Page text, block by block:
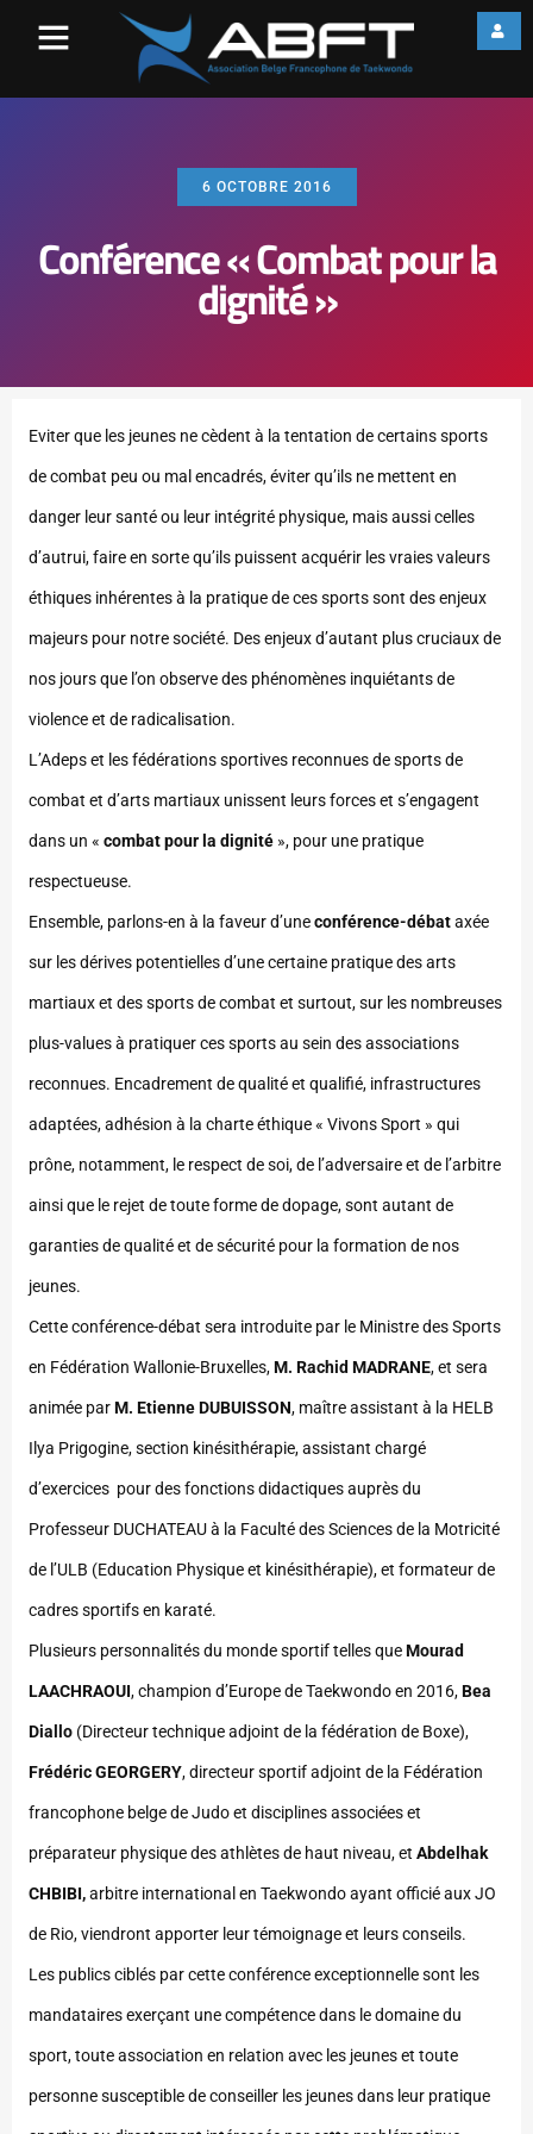
6 OCTOBRE 2016
Conférence « Combat pour la
dignité »
Eviter que les jeunes ne cèdent à la tentation de certains sports
de combat peu ou mal encadrés, éviter qu’ils ne mettent en
danger leur santé ou leur intégrité physique, mais aussi celles
d’autrui, faire en sorte qu’ils puissent acquérir les vraies valeurs
éthiques inhérentes à la pratique de ces sports sont des enjeux
majeurs pour notre société. Des enjeux d’autant plus cruciaux de
nos jours que l’on observe des phénomènes inquiétants de
violence et de radicalisation.
L’Adeps et les fédérations sportives reconnues de sports de
combat et d’arts martiaux unissent leurs forces et s’engagent
dans un « combat pour la dignité », pour une pratique
respectueuse.
Ensemble, parlons-en à la faveur d’uneconférence-débataxée
sur les dérives potentielles d’une certaine pratique des arts
martiaux et des sports de combat et surtout, sur les nombreuses
plus-values à pratiquer ces sports au sein des associations
reconnues. Encadrement de qualité et qualifié, infrastructures
adaptées, adhésion à la charte éthique « Vivons Sport » qui
prône, notamment, le respect de soi, de l’adversaire et de l’arbitre
ainsi que le rejet de toute forme de dopage, sont autant de
garanties de qualité et de sécurité pour la formation de nos
jeunes.
Cette conférence-débat sera introduite par le Ministre des Sports
en Fédération Wallonie-Bruxelles,M. Rachid MADRANE, et sera
animée parM. Etienne DUBUISSON, maître assistant à la HELB
Ilya Prigogine, section kinésithérapie, assistant chargé
d’exercices pour des fonctions didactiques auprès du
Professeur DUCHATEAU à la Faculté des Sciences de la Motricité
de l’ULB (Education Physique et kinésithérapie), et formateur de
cadres sportifs en karaté.
Plusieurs personnalités du monde sportif telles queMourad
LAACHRAOUI, champion d’Europe de Taekwondo en 2016,Bea
Diallo (Directeur technique adjoint de la fédération de Boxe),
Frédéric GEORGERY, directeur sportif adjoint de la Fédération
francophone belge de Judo et disciplines associées et
préparateur physique des athlètes de haut niveau, et Abdelhak
CHBIBI,arbitre international en Taekwondo ayant officié aux JO
de Rio, viendront apporter leur témoignage et leurs conseils.
Les publics ciblés par cette conférence exceptionnelle sont les
mandataires exerçant une compétence dans le domaine du
sport, toute association en relation avec les jeunes et toute
personne susceptible de conseiller les jeunes dans leur pratique